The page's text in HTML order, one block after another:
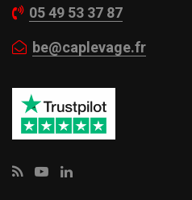
05 49 53 37 87
be@caplevage.fr